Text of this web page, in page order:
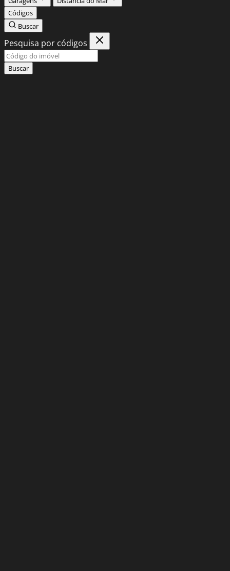
Códigos
Buscar
Pesquisa por códigos
Buscar